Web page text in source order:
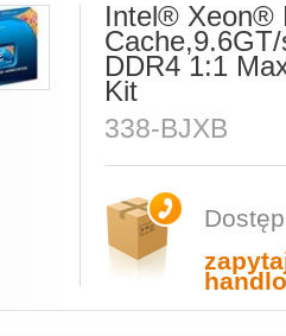
Intel® Xeon®
DDR4 1:1
Kit
338-BJXB